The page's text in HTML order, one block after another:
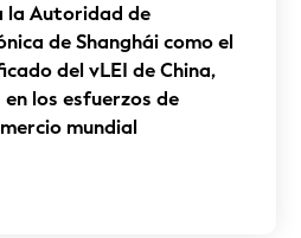
la Autoridad de
de Shanghái como el
del vLEI de China,
los esfuerzos de
mundial